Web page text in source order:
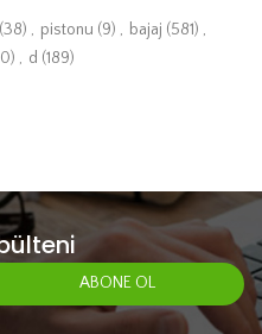
(38) , pistonu (9) , bajaj (581) ,
, d (189)